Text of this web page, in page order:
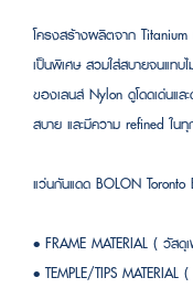
โครงสร้างผลิตจาก
เป็นพิเศษ สวมใส่สบายจนแท
ของเลนส์ Nylon ดูโดดเด่นแ
สบาย และมีความ refined ใน
แว่นกันแดด BOLON
• FRAME MATERIAL ( วัส
• TEMPLE/TIPS